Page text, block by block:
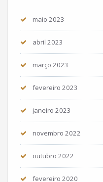
maio 2023
abril 2023
março 2023
fevereiro 2023
janeiro 2023
novembro 2022
outubro 2022
fevereiro 2020